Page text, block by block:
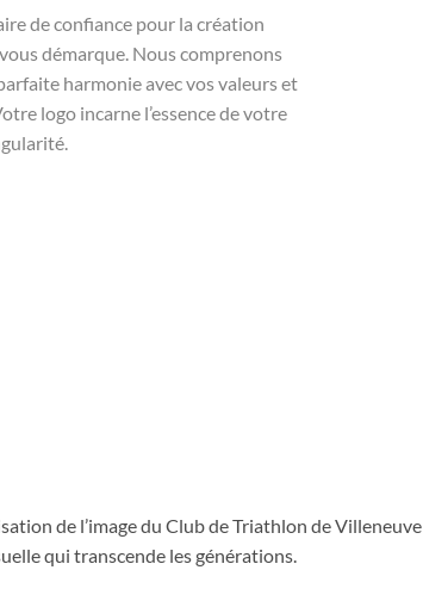
de confiance pour la création
démarque. Nous comprenons
harmonie avec vos valeurs et
logo incarne l’essence de votre
de l’image du Club de Triathlon de Villeneuve
qui transcende les générations.